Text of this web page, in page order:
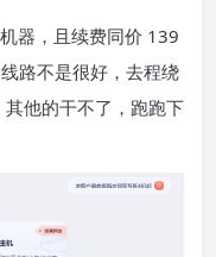
器，且续费同价 139
路不是很好，去程绕
他的干不了，跑跑下